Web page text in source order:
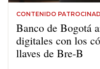
CONTENIDO
Banco de Bogotá
digitales con los
llaves de Bre-B